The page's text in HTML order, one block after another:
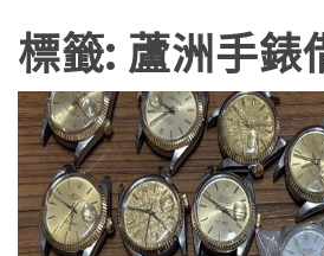
標籤: 蘆洲手錶